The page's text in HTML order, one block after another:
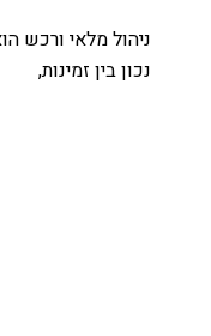
ניהול מלאי ורכש הוא
נכון בין זמינות,